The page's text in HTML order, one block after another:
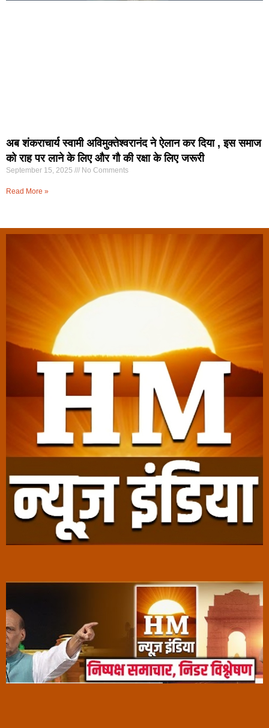
अब शंकराचार्य स्वामी अविमुक्तेश्वरानंद ने ऐलान कर दिया , इस समाज
को राह पर लाने के लिए और गौ की रक्षा के लिए जरूरी
September 15, 2025 No Comments
Read More »